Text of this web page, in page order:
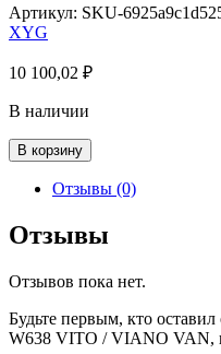
Артикул: SKU-
XYG
10 100,02 ₽
В наличии
Количество
товара
MERCEDES
CLASS
W638
/
VAN,
шт
В корзину
Отзывы (0)
Отзывы
Отзывов пока нет.
Будьте первым, кто
W638 VITO / VIANO VAN,